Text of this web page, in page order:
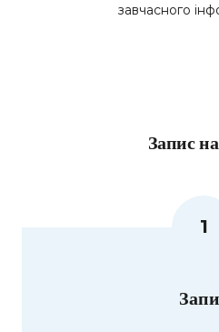
завчасного
Запис
1